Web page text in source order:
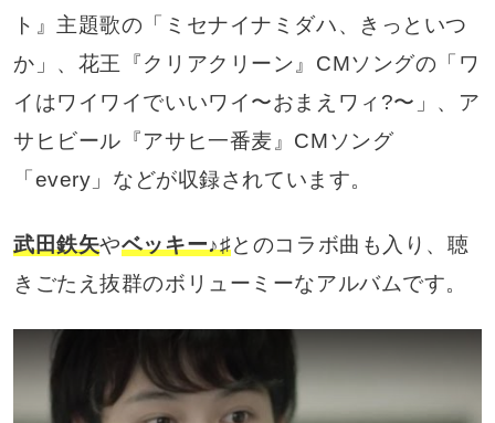
ト』主題歌の「ミセナイナミダハ、きっといつ
か」、花王『クリアクリーン』CMソングの「ワ
イはワイワイでいいワイ〜おまえワィ?〜」、ア
サヒビール『アサヒ一番麦』CMソング
「every」などが収録されています。
武田鉄矢やベッキー♪♯とのコラボ曲も入り、聴
きごたえ抜群のボリューミーなアルバムです。